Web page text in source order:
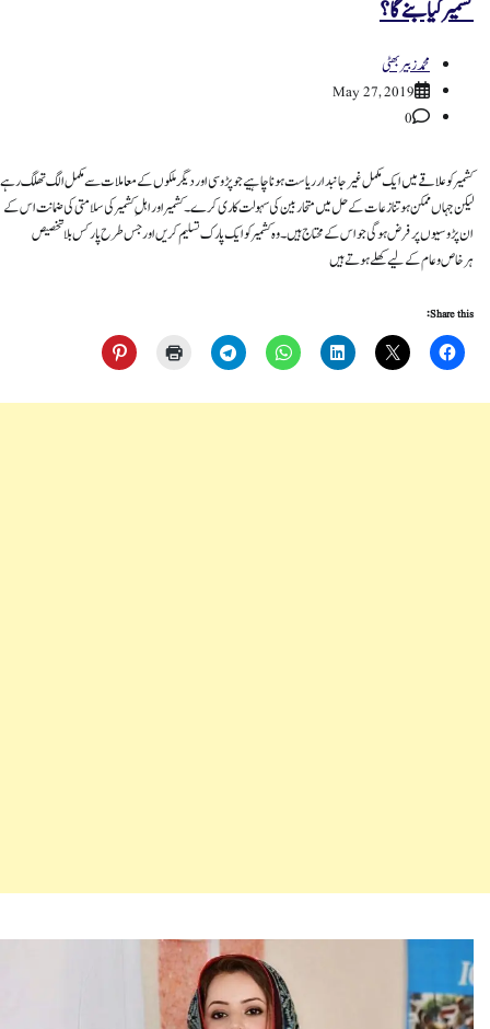
کشمیر کیا بنے گا؟
محمد زبیر بھٹی
May 27, 2019
0
کشمیر کو علاقے میں ایک مکمل غیر جانبدار ریاست ہونا چاہیے جو پڑوسی اور دیگر ملکوں کے معاملات سے مکمل الگ تھلگ رہے
لیکن جہاں ممکن ہو تنازعات کے حل میں متحاربین کی سہولت کاری کرے۔کشمیر اور اہلِ کشمیر کی سلامتی کی ضمانت اس کے
ان پڑوسیوں پر فرض ہو گی جواس کے محتاج ہیں۔ وہ کشمیر کو ایک پارک تسلیم کریں اور جس طرح پارکس بلاتخصیص
ہرخاص وعام کے لیے کھلے ہوتے ہیں
Share this: